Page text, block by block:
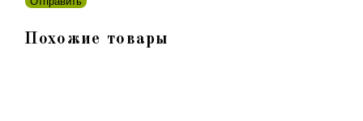
Похожие товары